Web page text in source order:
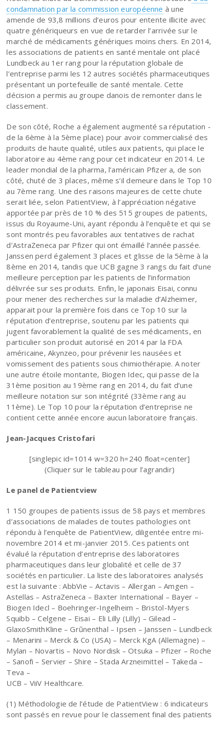
condamnation par la commission européenne à une
amende de 93,8 millions d’euros pour entente illicite avec
quatre génériqueurs en vue de retarder l’arrivée sur le
marché de médicaments génériques moins chers. En 2014,
les associations de patients en santé mentale ont placé
Lundbeck au 1er rang pour la réputation globale de
l’entreprise parmi les 12 autres sociétés pharmaceutiques
présentant un portefeuille de santé mentale. Cette
décision a permis au groupe danois de remonter dans le
classement.
De son côté, Roche a également augmenté sa réputation -
de la 6ème à la 5ème place) pour avoir commercialisé des
produits de haute qualité, utiles aux patients, qui place le
laboratoire au 4ème rang pour cet indicateur en 2014. Le
leader mondial de la pharma, l’américain Pfizer a, de son
côté, chuté de 3 places, même s’il demeure dans le Top 10
au 7ème rang. Une des raisons majeures de cette chute
serait liée, selon PatientView, à l’appréciation négative
apportée par près de 10 % des 515 groupes de patients,
issus du Royaume-Uni, ayant répondu à l’enquête et qui se
sont montrés peu favorables aux tentatives de rachat
d’AstraZeneca par Pfizer qui ont émaillé l’année passée.
Janssen perd également 3 places et glisse de la 5ème à la
8ème en 2014, tandis que UCB gagne 3 rangs du fait d’une
meilleure perception par les patients de l’information
délivrée sur ses produits. Enfin, le japonais Eisai, connu
pour mener des recherches sur la maladie d’Alzheimer,
apparait pour la première fois dans ce Top 10 sur la
réputation d’entreprise, soutenu par les patients qui
jugent favorablement la qualité de ses médicaments, en
particulier son produit autorisé en 2014 par la FDA
américaine, Akynzeo, pour prévenir les nausées et
vomissement des patients sous chimiothérapie. A noter
une autre étoile montante, Biogen Idec, qui passe de la
31ème position au 19ème rang en 2014, du fait d’une
meilleure notation sur son intégrité (33ème rang au
11ème). Le Top 10 pour la réputation d’entreprise ne
contient cette année encore aucun laboratoire français.
Jean-Jacques Cristofari
[singlepic id=1014 w=320 h=240 float=center]
(Cliquer sur le tableau pour l’agrandir)
Le panel de Patientview
1 150 groupes de patients issus de 58 pays et membres
d’associations de malades de toutes pathologies ont
répondu à l’enquête de PatientView, diligentée entre mi-
novembre 2014 et mi-janvier 2015. Ces patients ont
évalué la réputation d’entreprise des laboratoires
pharmaceutiques dans leur globalité et celle de 37
sociétés en particulier. La liste des laboratoires analysés
est la suivante : AbbVie – Actavis – Allergan – Amgen –
Astellas – AstraZeneca – Baxter International – Bayer –
Biogen Idecl – Boehringer-Ingelheim – Bristol-Myers
Squibb – Celgene – Eisai – Eli Lilly (Lilly) – Gilead –
GlaxoSmithKline – Grũnenthal – Ipsen – Janssen – Lundbeck
– Menarini – Merck & Co (USA) – Merck KgA (Allemagne) –
Mylan – Novartis – Novo Nordisk – Otsuka – Pfizer – Roche
– Sanofi – Servier – Shire – Stada Arzneimittel – Takeda –
Teva –
UCB – ViiV Healthcare.
(1) Méthodologie de l’étude de PatientView : 6 indicateurs
sont passés en revue pour le classement final des patients